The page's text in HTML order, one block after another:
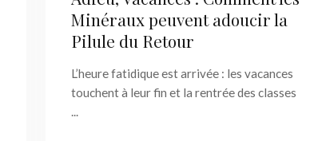
Minéraux peuvent adoucir la
Pilule du Retour
L’heure fatidique est arrivée : les vacances
touchent à leur fin et la rentrée des classes
...